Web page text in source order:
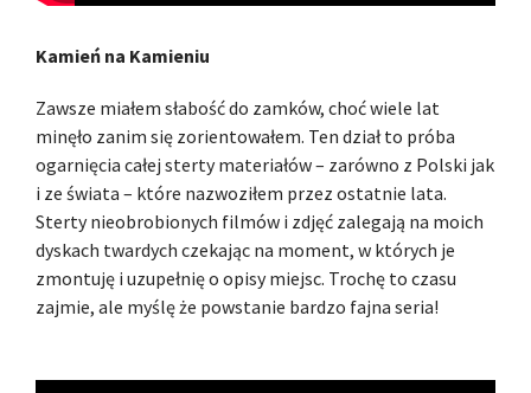
Kamień na Kamieniu
Zawsze miałem słabość do zamków, choć wiele lat
minęło zanim się zorientowałem. Ten dział to próba
ogarnięcia całej sterty materiałów – zarówno z Polski jak
i ze świata – które nazwoziłem przez ostatnie lata.
Sterty nieobrobionych filmów i zdjęć zalegają na moich
dyskach twardych czekając na moment, w których je
zmontuję i uzupełnię o opisy miejsc. Trochę to czasu
zajmie, ale myślę że powstanie bardzo fajna seria!